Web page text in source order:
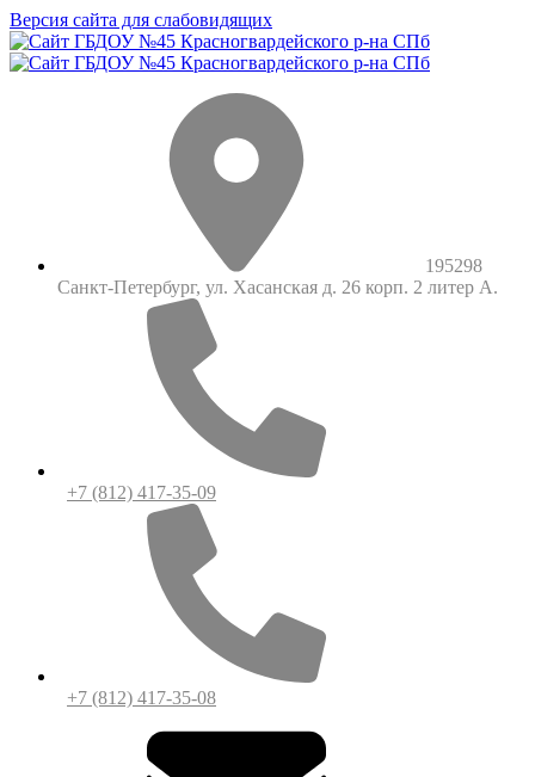
Версия сайта для слабовидящих
195298
Санкт-Петербург, ул. Хасанская д. 26 корп. 2 литер А.
+7 (812) 417-35-09
+7 (812) 417-35-08